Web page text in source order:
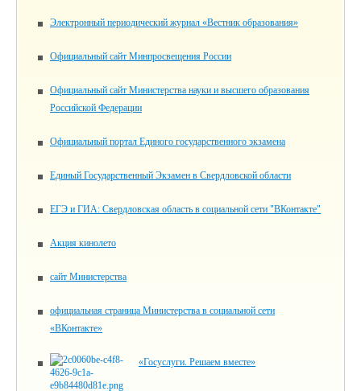
Электронный периодический журнал «Вестник образования»
Официальный сайт Минпросвещения России
Официальный сайт Министерства науки и высшего образования
Российской Федерации
Официальный портал Единого государственного экзамена
Единый Государственный Экзамен в Свердловской области
ЕГЭ и ГИА: Свердловская область в социальной сети "ВКонтакте"
Акция кинолето
сайт Министерства
официальная страница Министерства в социальной сети
«ВКонтакте»
«Госуслуги. Решаем вместе»